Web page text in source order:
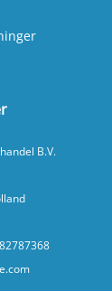
B.V.